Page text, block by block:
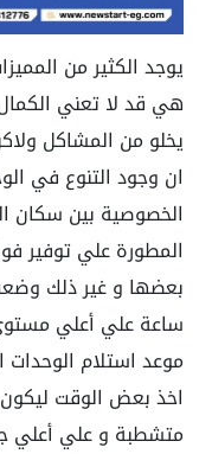
هي قد لا تعني
يخلو من المشاكل
ان وجود التنوع في
الخصوصية بين سكان
المطورة علي توفير
ساعة علي أعلي
موعد استلام
اخذ بعض الوقت
متشطبة و علي أعلي